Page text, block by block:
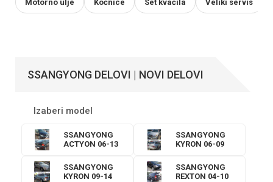
Motorno ulje Kočnice Set kvačila Veliki servis
SSANGYONG DELOVI | NOVI DELOVI
Izaberi model
SSANGYONG
ACTYON 06-13
SSANGYONG
KYRON 06-09
SSANGYONG
KYRON 09-14
SSANGYONG
REXTON 04-10